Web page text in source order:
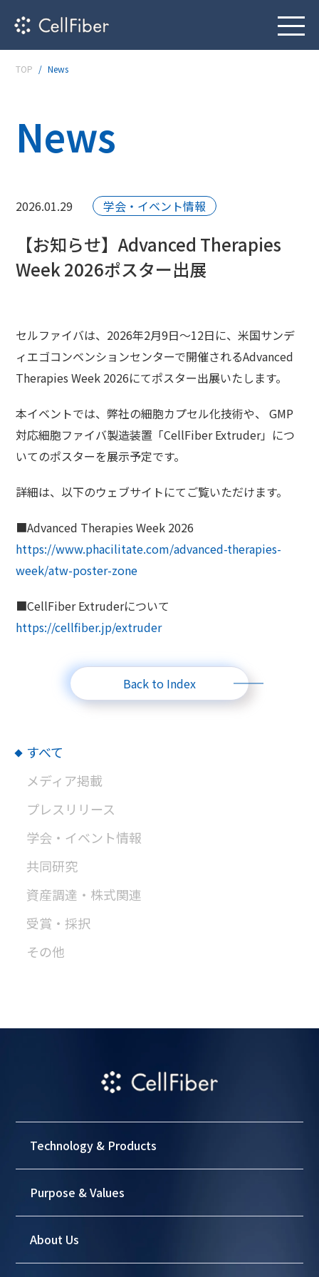
TOP News
News
2026.01.29 学会・イベント情報
【お知らせ】Advanced Therapies
Week 2026ポスター出展
セルファイバは、2026年2月9日～12日に、米国サンデ
ィエゴコンベンションセンターで開催されるAdvanced
Therapies Week 2026にてポスター出展いたします。
本イベントでは、弊社の細胞カプセル化技術や、 GMP
対応細胞ファイバ製造装置「CellFiber Extruder」につ
いてのポスターを展示予定です。
詳細は、以下のウェブサイトにてご覧いただけます。
■Advanced Therapies Week 2026
https://www.phacilitate.com/advanced-therapies-
week/atw-poster-zone
■CellFiber Extruderについて
https://cellfiber.jp/extruder
Back to Index
すべて
メディア掲載
プレスリリース
学会・イベント情報
共同研究
資産調達・株式関連
受賞・採択
その他
Technology & Products
Purpose & Values
About Us